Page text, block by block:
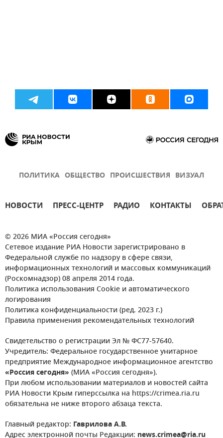
ПОЛИТИКА ОБЩЕСТВО ПРОИСШЕСТВИЯ ВИЗУАЛ
НОВОСТИ ПРЕСС-ЦЕНТР РАДИО КОНТАКТЫ
© 2026 МИА «Россия сегодня»
Сетевое издание РИА Новости зарегистрировано в
Федеральной службе по надзору в сфере связи,
информационных технологий и массовых коммуникаций
(Роскомнадзор) 08 апреля 2014 года.
Политика использования Cookie и автоматического
логирования
Политика конфиденциальности (ред. 2023 г.)
Правила применения рекомендательных технологий
Свидетельство о регистрации Эл № ФС77-57640.
Учредитель: Федеральное государственное унитарное
предприятие Международное информационное агентство
«Россия сегодня» (МИА «Россия сегодня»).
При любом использовании материалов и новостей сайта
РИА Новости Крым гиперссылка на https://crimea.ria.ru
обязательна не ниже второго абзаца текста.
Главный редактор: Гаврилова А.В.
Адрес электронной почты Редакции: news.crimea@ria.ru